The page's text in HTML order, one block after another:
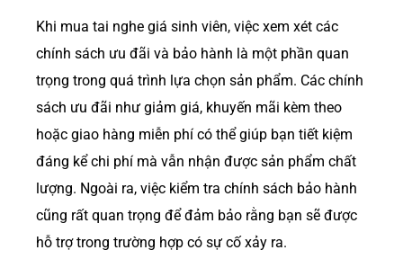
Khi mua tai nghe giá sinh viên, việc xem xét các
chính sách ưu đãi và bảo hành là một phần quan
trọng trong quá trình lựa chọn sản phẩm. Các chính
sách ưu đãi như giảm giá, khuyến mãi kèm theo
hoặc giao hàng miễn phí có thể giúp bạn tiết kiệm
đáng kể chi phí mà vẫn nhận được sản phẩm chất
lượng. Ngoài ra, việc kiểm tra chính sách bảo hành
cũng rất quan trọng để đảm bảo rằng bạn sẽ được
hỗ trợ trong trường hợp có sự cố xảy ra.